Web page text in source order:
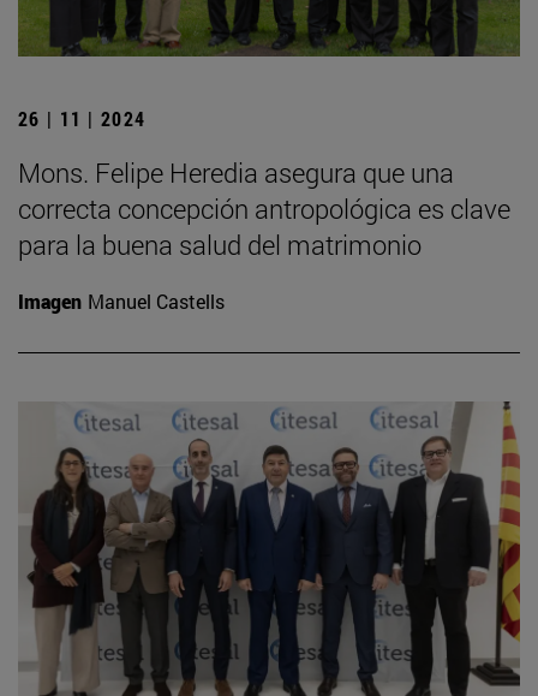
26 | 11 | 2024
Mons. Felipe Heredia asegura que una
correcta concepción antropológica es clave
para la buena salud del matrimonio
Imagen Manuel Castells